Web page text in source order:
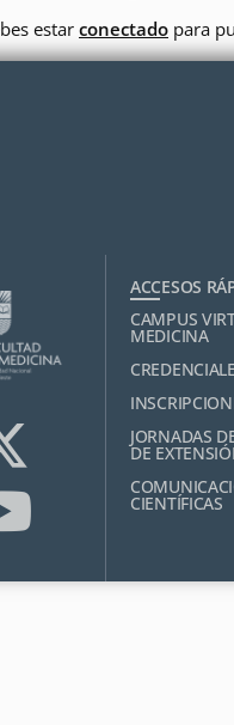
estarconectado para
ACCESOS
CAMPUS
MEDICINA
JORNADAS
DE
CIENTÍFICAS